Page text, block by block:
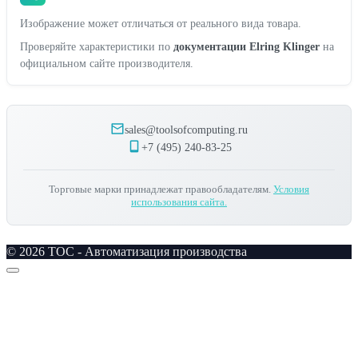
Изображение может отличаться от реального вида товара.
Проверяйте характеристики по документации Elring Klinger на
официальном сайте производителя.
sales@toolsofcomputing.ru
+7 (495) 240-83-25
Торговые марки принадлежат правообладателям. Условия
использования сайта.
© 2026 TOC - Автоматизация производства